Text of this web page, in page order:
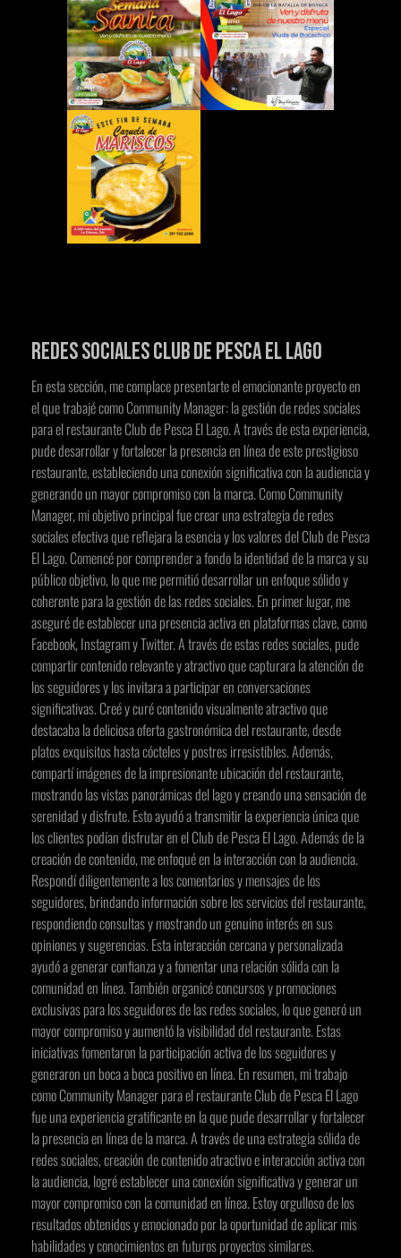
Redes sociales Club de Pesca El Lago
En esta sección, me complace presentarte el emocionante proyecto en
el que trabajé como Community Manager: la gestión de redes sociales
para el restaurante Club de Pesca El Lago. A través de esta experiencia,
pude desarrollar y fortalecer la presencia en línea de este prestigioso
restaurante, estableciendo una conexión significativa con la audiencia y
generando un mayor compromiso con la marca. Como Community
Manager, mi objetivo principal fue crear una estrategia de redes
sociales efectiva que reflejara la esencia y los valores del Club de Pesca
El Lago. Comencé por comprender a fondo la identidad de la marca y su
público objetivo, lo que me permitió desarrollar un enfoque sólido y
coherente para la gestión de las redes sociales. En primer lugar, me
aseguré de establecer una presencia activa en plataformas clave, como
Facebook, Instagram y Twitter. A través de estas redes sociales, pude
compartir contenido relevante y atractivo que capturara la atención de
los seguidores y los invitara a participar en conversaciones
significativas. Creé y curé contenido visualmente atractivo que
destacaba la deliciosa oferta gastronómica del restaurante, desde
platos exquisitos hasta cócteles y postres irresistibles. Además,
compartí imágenes de la impresionante ubicación del restaurante,
mostrando las vistas panorámicas del lago y creando una sensación de
serenidad y disfrute. Esto ayudó a transmitir la experiencia única que
los clientes podían disfrutar en el Club de Pesca El Lago. Además de la
creación de contenido, me enfoqué en la interacción con la audiencia.
Respondí diligentemente a los comentarios y mensajes de los
seguidores, brindando información sobre los servicios del restaurante,
respondiendo consultas y mostrando un genuino interés en sus
opiniones y sugerencias. Esta interacción cercana y personalizada
ayudó a generar confianza y a fomentar una relación sólida con la
comunidad en línea. También organicé concursos y promociones
exclusivas para los seguidores de las redes sociales, lo que generó un
mayor compromiso y aumentó la visibilidad del restaurante. Estas
iniciativas fomentaron la participación activa de los seguidores y
generaron un boca a boca positivo en línea. En resumen, mi trabajo
como Community Manager para el restaurante Club de Pesca El Lago
fue una experiencia gratificante en la que pude desarrollar y fortalecer
la presencia en línea de la marca. A través de una estrategia sólida de
redes sociales, creación de contenido atractivo e interacción activa con
la audiencia, logré establecer una conexión significativa y generar un
mayor compromiso con la comunidad en línea. Estoy orgulloso de los
resultados obtenidos y emocionado por la oportunidad de aplicar mis
habilidades y conocimientos en futuros proyectos similares.